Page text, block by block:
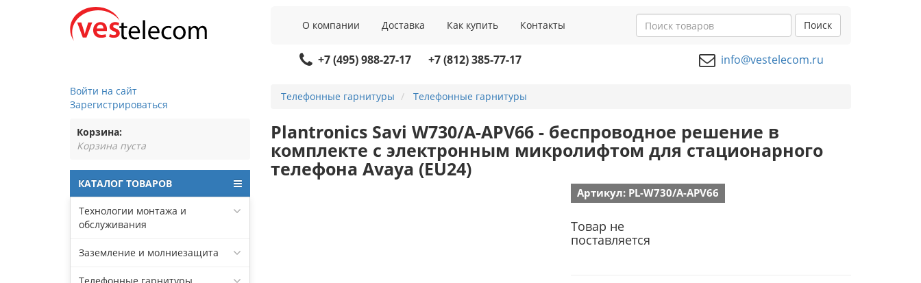
О компании Доставка Как купить Контакты Поиск
+7 (495) 988-27-17 +7 (812) 385-77-17 info@vestelecom.ru
Войти на сайт
Зарегистрироваться
Корзина:
Корзина пуста
КАТАЛОГ ТОВАРОВ
Технологии монтажа и
обслуживания
Заземление и молниезащита
Телефонные гарнитуры Телефонные гарнитуры
Plantronics Savi W730/A-APV66 - беспроводное решение в
комплекте с электронным микролифтом для стационарного
телефона Avaya (EU24)
Артикул: PL-W730/A-APV66
Товар не
поставляется